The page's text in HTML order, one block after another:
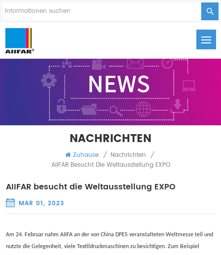
NACHRICHTEN
Zuhause / Nachrichten /
AIIFAR Besucht Die Weltausstellung EXPO
AIIFAR besucht die Weltausstellung EXPO
MAR 01, 2023
Am 24. Februar nahm AIIFA an der von China DPES veranstalteten Weltmesse teil und
nutzte die Gelegenheit, viele Textildruckmaschinen zu besichtigen. Zum Beispiel